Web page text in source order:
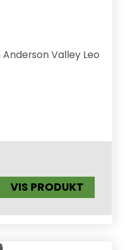
Valley Leo
VIS PRODUKT